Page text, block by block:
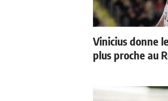
Vinicius donne
plus proche au